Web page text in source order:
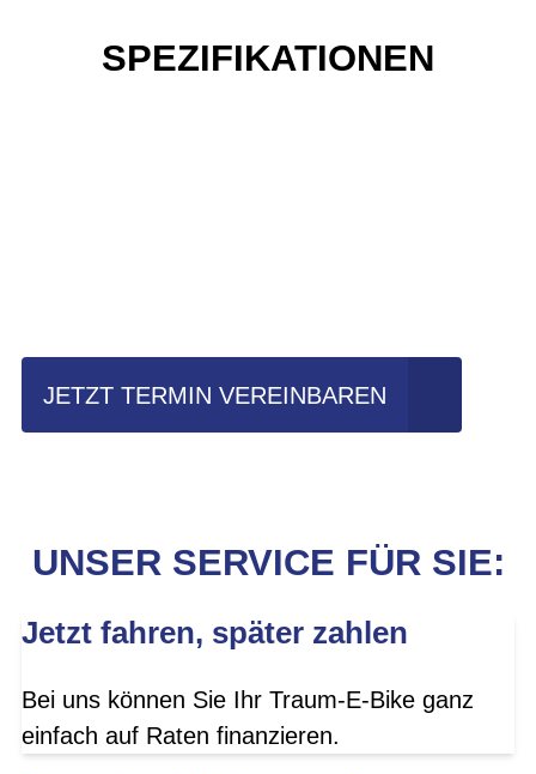
SPEZIFIKATIONEN
JETZT TERMIN VEREINBAREN
UNSER SERVICE FÜR SIE:
Jetzt fahren, später zahlen
Bei uns können Sie Ihr Traum-E-Bike ganz
einfach auf Raten finanzieren.